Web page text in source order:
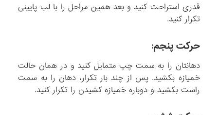
قدری استراحت کنید و بعد همین مراحل را با لب پایینی
تکرار کنید.
حرکت پنجم:
دهانتان را به سمت چپ متمایل کنید و در همان حالت
خمیازه بکشید. پس از چند بار تکرار، دهان را به سمت
راست بکشید و دوباره خمیازه کشیدن را تکرار کنید.